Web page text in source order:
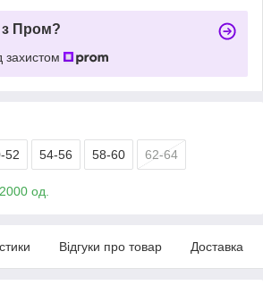
з Пром?
захистом
52 54-56 58-60 62-64
од.
Відгуки про товар Доставка